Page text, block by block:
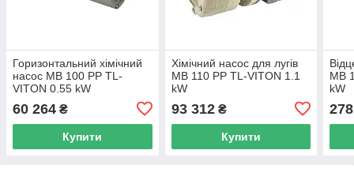
Горизонтальний хімічний
насос MB 100 PP TL-
VITON 0.55 kW
60 264 ₴
Купити
Хімічний насос для лугів
MB 110 PP TL-VITON 1.1
kW
93 312₴
Купити
MB
kW